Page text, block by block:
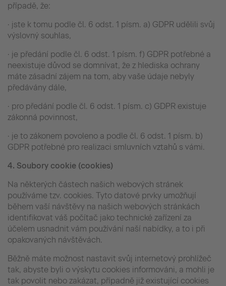
případě, že:
· jste k tomu podle čl. 6 odst. 1 písm. a) GDPR udělili svůj
výslovný souhlas,
· je předání podle čl. 6 odst. 1 písm. f) GDPR potřebné a
neexistuje důvod se domnívat, že z hlediska ochrany
máte zásadní zájem na tom, aby vaše údaje nebyly
předávány dále,
· pro předání podle čl. 6 odst. 1 písm. c) GDPR existuje
zákonná povinnost,
· je to zákonem povoleno a podle čl. 6 odst. 1 písm. b)
GDPR potřebné pro realizaci smluvních vztahů s vámi.
4. Soubory cookie (cookies)
Na některých částech našich webových stránek
používáme tzv. cookies. Tyto datové prvky umožňují
během vaší návštěvy na našich webových stránkách
identifikovat váš počítač jako technické zařízení za
účelem usnadnit vám používání naší nabídky, a to i při
opakovaných návštěvách.
Běžně máte možnost nastavit svůj internetový prohlížeč
tak, abyste byli o výskytu cookies informováni, a mohli je
tak povolit nebo zakázat, případně již existující cookies